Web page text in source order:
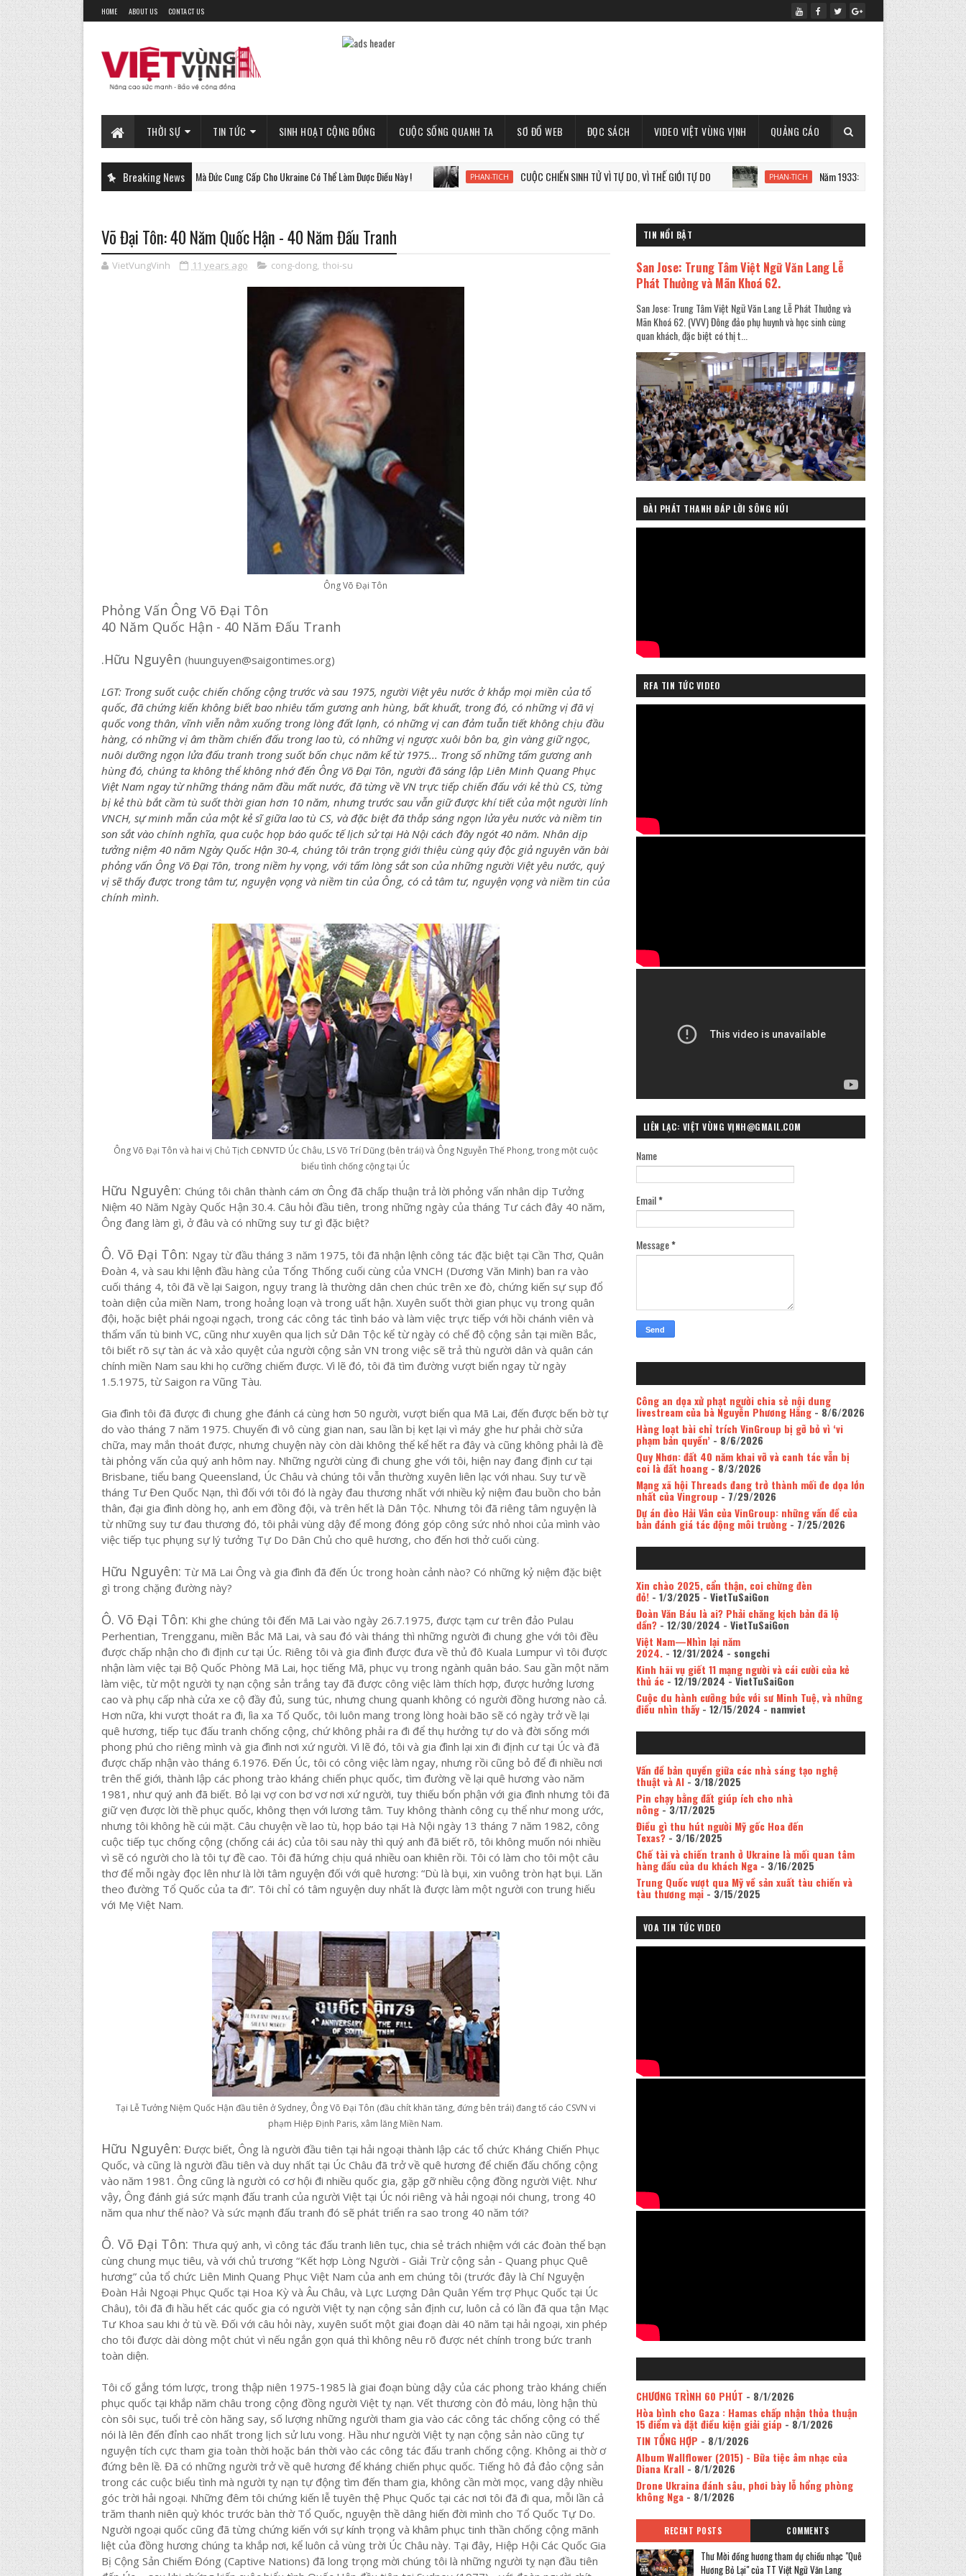
HOME ABOUT US CONTACT US
THỜI SỰ TIN TỨC SINH HOẠT CỘNG ĐỒNG CUỘC SỐNG QUANH TA SƠ ĐỒ WEB ĐỌC SÁCH VIDEO VIỆT VÙNG VỊNH QUẢNG CÁO
Breaking News
PHAN-TICH Xe Tăng Gepard Mà Đức Cung Cấp Cho Ukraine Có Thể Làm Được Điều Này ! PHAN-TICH CUỘC CHIẾN SINH TỬ VÌ TỰ DO, VÌ THẾ GIỚI TỰ DO PHAN-TICH Năm 1933: Staline tàn sát 7 triệu người Ukraine
Võ Đại Tôn: 40 Năm Quốc Hận - 40 Năm Đấu Tranh
VietVungVinh 11 years ago cong-dong, thoi-su
Ông Võ Đại Tôn
Phỏng Vấn Ông Võ Đại Tôn
40 Năm Quốc Hận - 40 Năm Đấu Tranh
.​​Hữu Nguyên (huunguyen@saigontimes.org)
LGT: Trong suốt cuộc chiến chống cộng trước và sau 1975, người Việt yêu nước ở khắp mọi miền của tổ
quốc, đã chứng kiến không biết bao nhiêu tấm gương anh hùng, bất khuất, trong đó, có những vị đã vị
quốc vong thân, vĩnh viễn nằm xuống trong lòng đất lạnh, có những vị can đảm tuẫn tiết không chịu đầu
hàng, có những vị âm thầm chiến đấu trong lao tù, có những vị ngược xuôi bôn ba, gìn vàng giữ ngọc,
nuôi dưỡng ngọn lửa đấu tranh trong suốt bốn chục năm kể từ 1975... Trong số những tấm gương anh
hùng đó, chúng ta không thể không nhớ đến Ông Võ Đại Tôn, người đã sáng lập Liên Minh Quang Phục
Việt Nam ngay từ những tháng năm đầu mất nước, đã từng về VN trực tiếp chiến đấu với kẻ thù CS, từng
bị kẻ thù bắt cầm tù suốt thời gian hơn 10 năm, nhưng trước sau vẫn giữ được khí tiết của một người lính
VNCH, sự minh mẫn của một kẻ sĩ giữa lao tù CS, và đặc biệt đã thắp sáng ngọn lửa yêu nước và niềm tin
son sắt vào chính nghĩa, qua cuộc họp báo quốc tế lịch sử tại Hà Nội cách đây ngót 40 năm. Nhân dịp
tưởng niệm 40 năm Ngày Quốc Hận 30-4, chúng tôi trân trọng giới thiệu cùng qúy độc giả nguyên văn bài
phỏng vấn Ông Võ Đại Tôn, trong niềm hy vọng, với tấm lòng sắt son của những người Việt yêu nước, quý
vị sẽ thấy được trong tâm tư, nguyện vọng và niềm tin của Ông, có cả tâm tư, nguyện vọng và niềm tin của
chính mình.
Ông Võ Đại Tôn và hai vị Chủ Tịch CĐNVTD Úc Châu, LS Võ Trí Dũng (bên trái) và Ông Nguyễn Thế Phong, trong một cuộc
biểu tình chống cộng tại Úc
Hữu Nguyên: Chúng tôi chân thành cám ơn Ông đã chấp thuận trả lời phỏng vấn nhân dịp Tưởng
Niệm 40 Năm Ngày Quốc Hận 30.4. Câu hỏi đầu tiên, trong những ngày của tháng Tư cách đây 40 năm,
Ông đang làm gì, ở đâu và có những suy tư gì đặc biệt?
Ô. Võ Đại Tôn: Ngay từ đầu tháng 3 năm 1975, tôi đã nhận lệnh công tác đặc biệt tại Cần Thơ, Quân
Đoàn 4, và sau khi lệnh đầu hàng của Tổng Thống cuối cùng của VNCH (Dương Văn Minh) ban ra vào
cuối tháng 4, tôi đã về lại Saigon, ngụy trang là thường dân chen chúc trên xe đò, chứng kiến sự sụp đổ
toàn diện của miền Nam, trong hoảng loạn và trong uất hận. Xuyên suốt thời gian phục vụ trong quân
đội, hoặc biệt phái ngoại ngạch, trong các công tác tình báo và làm việc trực tiếp với hồi chánh viên và
thẩm vấn tù binh VC, cũng như xuyên qua lịch sử Dân Tộc kể từ ngày có chế độ cộng sản tại miền Bắc,
tôi biết rõ sự tàn ác và xảo quyệt của người cộng sản VN trong việc sẽ trả thù người dân và quân cán
chính miền Nam sau khi họ cưỡng chiếm được. Vì lẽ đó, tôi đã tìm đường vượt biển ngay từ ngày
1.5.1975, từ Saigon ra Vũng Tàu.
Gia đình tôi đã được đi chung ghe đánh cá cùng hơn 50 người, vượt biển qua Mã Lai, đến được bến bờ tự
do vào tháng 7 năm 1975. Chuyến đi vô cùng gian nan, sau lần bị kẹt lại vì máy ghe hư phải chờ sửa
chữa, may mắn thoát được, nhưng chuyện này còn dài không thể kể hết ra đây và cũng không phải là đề
tài phỏng vấn của quý anh hôm nay. Những người cùng đi chung ghe với tôi, hiện nay đang định cư tại
Brisbane, tiểu bang Queensland, Úc Châu và chúng tôi vẫn thường xuyên liên lạc với nhau. Suy tư về
tháng Tư Đen Quốc Nạn, thì đối với tôi đó là ngày đau thương nhất với nhiều kỷ niệm đau buồn cho bản
thân, đại gia đình dòng họ, anh em đồng đội, và trên hết là Dân Tộc. Nhưng tôi đã riêng tâm nguyện là
từ những suy tư đau thương đó, tôi phải vùng dậy để mong đóng góp công sức nhỏ nhoi của mình vào
việc tiếp tục phụng sự lý tưởng Tự Do Dân Chủ cho quê hương, cho đến hơi thở cuối cùng.
Hữu Nguyên: Từ Mã Lai Ông và gia đình đã đến Úc trong hoàn cảnh nào? Có những kỷ niệm đặc biệt
gì trong chặng đường này?
Ô. Võ Đại Tôn: Khi ghe chúng tôi đến Mã Lai vào ngày 26.7.1975, được tạm cư trên đảo Pulau
Perhentian, Trengganu, miền Bắc Mã Lai, và sau đó vài tháng thì những người đi chung ghe với tôi đều
được chấp nhận cho đi định cư tại Úc. Riêng tôi và gia đình được đưa về thủ đô Kuala Lumpur vì tôi được
nhận làm việc tại Bộ Quốc Phòng Mã Lai, học tiếng Mã, phục vụ trong ngành quân báo. Sau gần một năm
làm việc, từ một người tỵ nạn cộng sản trắng tay đã được công việc làm thích hợp, được hưởng lương
cao và phụ cấp nhà cửa xe cộ đầy đủ, sung túc, nhưng chung quanh không có người đồng hương nào cả.
Hơn nữa, khi vượt thoát ra đi, lìa xa Tổ Quốc, tôi luôn mang trong lòng hoài bão sẽ có ngày trở về lại
quê hương, tiếp tục đấu tranh chống cộng, chứ không phải ra đi để thụ hưởng tự do và đời sống mới
phong phú cho riêng mình và gia đình nơi xứ người. Vì lẽ đó, tôi và gia đình lại xin đi định cư tại Úc và đã
được chấp nhận vào tháng 6.1976. Đến Úc, tôi có công việc làm ngay, nhưng rồi cũng bỏ để đi nhiều nơi
trên thế giới, thành lập các phong trào kháng chiến phục quốc, tìm đường về lại quê hương vào năm
1981, như quý anh đã biết. Bỏ lại vợ con bơ vơ nơi xứ người, tuy thiếu bổn phận với gia đình nhưng tôi đã
giữ vẹn được lời thề phục quốc, không thẹn với lương tâm. Tuy không thành công cụ thể như mong ước,
nhưng tôi không hề cúi mặt. Câu chuyện về lao tù, họp báo tại Hà Nội ngày 13 tháng 7 năm 1982, công
cuộc tiếp tục chống cộng (chống cái ác) của tôi sau này thì quý anh đã biết rõ, tôi không muốn nói nhiều
vì sẽ có người cho là tôi tự đề cao. Tôi đã hứng chịu quá nhiều oan khiên rồi. Tôi có làm cho tôi một câu
thơ để mỗi ngày đọc lên như là lời tâm nguyện đối với quê hương: “Dù là bụi, xin vuông tròn hạt bụi. Lăn
theo đường Tổ Quốc của ta đi”. Tôi chỉ có tâm nguyện duy nhất là được làm một người con trung hiếu
với Mẹ Việt Nam.
Tại Lễ Tưởng Niệm Quốc Hận đầu tiên ở Sydney, Ông Võ Đại Tôn (đầu chít khăn tăng, đứng bên trái) đang tố cáo CSVN vi
phạm Hiệp Định Paris, xâm lăng Miền Nam.
Hữu Nguyên: Được biết, Ông là người đầu tiên tại hải ngoại thành lập các tổ chức Kháng Chiến Phục
Quốc, và cũng là người đầu tiên và duy nhất tại Úc Châu đã trở về quê hương để chiến đấu chống cộng
vào năm 1981. Ông cũng là người có cơ hội đi nhiều quốc gia, gặp gỡ nhiều cộng đồng người Việt. Như
vậy, Ông đánh giá sức mạnh đấu tranh của người Việt tại Úc nói riêng và hải ngoại nói chung, trong 40
năm qua như thế nào? Và sức mạnh đấu tranh đó sẽ phát triển ra sao trong 40 năm tới?
Ô. Võ Đại Tôn: Thưa quý anh, vì công tác đấu tranh liên tục, chia sẻ trách nhiệm với các đoàn thể bạn
cùng chung mục tiêu, và với chủ trương “Kết hợp Lòng Người - Giải Trừ cộng sản - Quang phục Quê
hương” của tổ chức Liên Minh Quang Phục Việt Nam của anh em chúng tôi (trước đây là Chí Nguyện
Đoàn Hải Ngoại Phục Quốc tại Hoa Kỳ và Âu Châu, và Lực Lượng Dân Quân Yểm trợ Phục Quốc tại Úc
Châu), tôi đã đi hầu hết các quốc gia có người Việt tỵ nạn cộng sản định cư, luôn cả có lần đã qua tận Mạc
Tư Khoa sau khi ở tù về. Đối với câu hỏi này, xuyên suốt một giai đoạn dài 40 năm tại hải ngoại, xin phép
cho tôi được dài dòng một chút vì nếu ngắn gọn quá thì không nêu rõ được nét chính trong bức tranh
toàn diện.
Tôi cố gắng tóm lược, trong thập niên 1975-1985 là giai đoạn bùng dậy của các phong trào kháng chiến
phục quốc tại khắp năm châu trong cộng đồng người Việt tỵ nạn. Vết thương còn đỏ máu, lòng hận thù
còn sôi sục, tuổi trẻ còn hăng say, số lượng những người tham gia vào các công tác chống cộng có thể
nói là lên đến đỉnh cao nhất trong lịch sử lưu vong. Hầu như người Việt tỵ nạn cộng sản nào cũng tự
nguyện tích cực tham gia toàn thời hoặc bán thời vào các công tác đấu tranh chống cộng. Không ai thờ ơ
đứng bên lề. Đã có những người trở về quê hương để kháng chiến phục quốc. Tiếng hô đả đảo cộng sản
trong các cuộc biểu tình mà người tỵ nạn tự động tìm đến tham gia, không cần mời mọc, vang dậy nhiều
góc trời hải ngoại. Những đêm tôi chứng kiến lễ tuyên thệ Phục Quốc tại các nơi tôi đã đi qua, mỗi lần cả
trăm thanh niên quỳ khóc trước bàn thờ Tổ Quốc, nguyện thề dâng hiến đời mình cho Tổ Quốc Tự Do.
Người ngoại quốc cũng đã từng chứng kiến với sự kính trọng và khâm phục tinh thần chống cộng mãnh
liệt của đồng hương chúng ta khắp nơi, kể luôn cả vùng trời Úc Châu này. Tại đây, Hiệp Hội Các Quốc Gia
Bị Cộng Sản Chiếm Đóng (Captive Nations) đã long trọng mời chúng tôi là những người tỵ nạn đầu tiên
TIN NỔI BẬT
San Jose: Trung Tâm Việt Ngữ Văn Lang Lễ
Phát Thưởng và Mãn Khoá 62.
San Jose: Trung Tâm Việt Ngữ Văn Lang Lễ Phát Thưởng và
Mãn Khoá 62. (VVV) Đông đảo phụ huynh và học sinh cùng
quan khách, đặc biệt có thị t...
ĐÀI PHÁT THANH ĐÁP LỜI SÔNG NÚI
RFA TIN TỨC VIDEO
LIÊN LẠC: VIỆT VÙNG VỊNH@GMAIL.COM
Name
Email*
Message*
Công an dọa xử phạt người chia sẻ nội dung
livestream của bà Nguyễn Phương Hằng- 8/6/2026
Hàng loạt bài chỉ trích VinGroup bị gỡ bỏ vì ‘vi
phạm bản quyền’- 8/6/2026
Quy Nhơn: đất 40 năm khai vỡ và canh tác vẫn bị
coi là đất hoang- 8/3/2026
Mạng xã hội Threads đang trở thành mối đe dọa lớn
nhất của Vingroup - 7/29/2026
Dự án đèo Hải Vân của VinGroup: những vấn đề của
bản đánh giá tác động môi trường- 7/25/2026
Xin chào 2025, cẩn thận, coi chừng đèn
đỏ!- 1/3/2025 - VietTuSaiGon
Đoàn Văn Báu là ai? Phải chăng kịch bản đã lộ
dần?- 12/30/2024 - VietTuSaiGon
Việt Nam—Nhìn lại năm
2024.- 12/31/2024 - songchi
Kinh hãi vụ giết 11 mạng người và cái cười của kẻ
thủ ác- 12/19/2024 - VietTuSaiGon
Cuộc du hành cưỡng bức với sư Minh Tuệ, và những
điều nhìn thấy- 12/15/2024 - namviet
Vấn đề bản quyền giữa các nhà sáng tạo nghệ
thuật và AI- 3/18/2025
Pin chạy bằng đất giúp ích cho nhà
nông- 3/17/2025
Điều gì thu hút người Mỹ gốc Hoa đến
Texas?- 3/16/2025
Chế tài và chiến tranh ở Ukraine là mối quan tâm
hàng đầu của du khách Nga- 3/16/2025
Trung Quốc vượt qua Mỹ về sản xuất tàu chiến và
tàu thương mại- 3/15/2025
VOA TIN TỨC VIDEO
CHƯƠNG TRÌNH 60 PHÚT - 8/1/2026
Hòa bình cho Gaza : Hamas chấp nhận thỏa thuận
15 điểm và đặt điều kiện giải giáp - 8/1/2026
TIN TỔNG HỢP - 8/1/2026
Album Wallflower (2015) - Bữa tiệc âm nhạc của
Diana Krall- 8/1/2026
Drone Ukraina đánh sâu, phơi bày lỗ hổng phòng
không Nga- 8/1/2026
RECENT POSTS COMMENTS
Thư Mời đồng hương tham dự chiều nhạc "Quê
Hương Bỏ Lại" của TT Việt Ngữ Văn Lang